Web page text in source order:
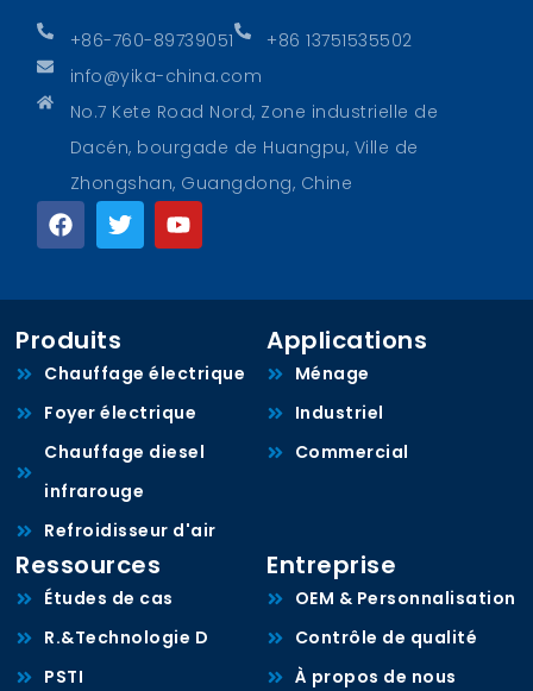
+86-760-89739051
+86 13751535502
info@yika-china.com
No.7 Kete Road Nord, Zone industrielle de
Dacén, bourgade de Huangpu, Ville de
Zhongshan, Guangdong, Chine
Produits
Chauffage électrique
Foyer électrique
Chauffage diesel
infrarouge
Refroidisseur d'air
Applications
Ménage
Industriel
Commercial
Ressources
Études de cas
R.&Technologie D
PSTI
Entreprise
OEM & Personnalisation
Contrôle de qualité
À propos de nous